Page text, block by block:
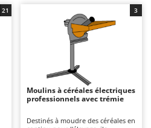
sur roues
pour tracteurs
21
Moulins à céréales électriques
professionnels avec trémie
Destinés à moudre des céréales en
3